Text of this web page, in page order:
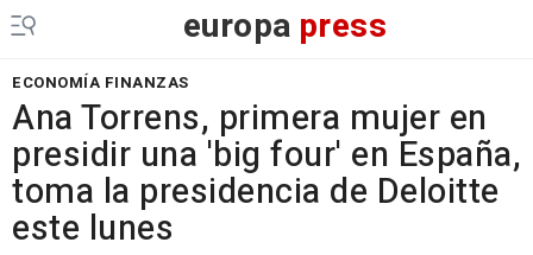
europa press
ECONOMÍA FINANZAS
Ana Torrens, primera mujer en
presidir una 'big four' en España,
toma la presidencia de Deloitte
este lunes